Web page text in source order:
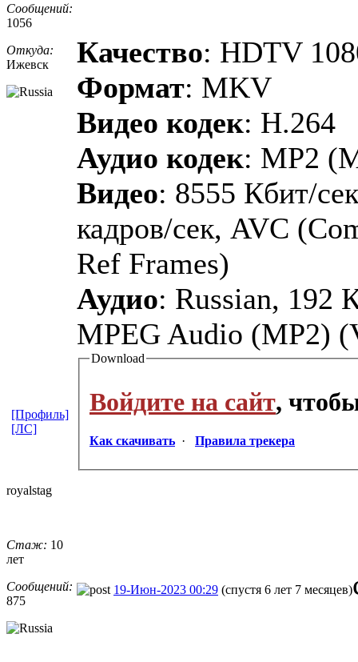
Сообщений:
1056
Откуда:
Ижевск
Качество: HDTV
Формат: MKV
Видео кодек: H.264
Аудио кодек: MP2
Видео: 8555 Кбит/
кадров/сек, AVC
Ref Frames)
Аудио: Russian, 192
MPEG Audio (MP2)
Download
Войдите на сайт,
Как скачивать · Правила трекера
[Профиль]
[ЛС]
royalstag
Стаж: 10
лет
Сообщений:
875
19-Июн-2023 00:29 (спустя 6 лет 7 месяцев)